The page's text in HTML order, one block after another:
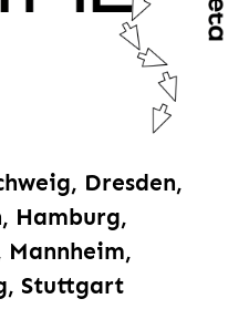
Dresden,
Hamburg,
Stuttgart